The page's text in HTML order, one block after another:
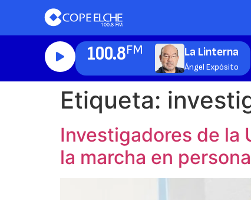
100.8FM La Linterna
Ángel Expósito
Etiqueta:
Investigadores de la
la marcha en